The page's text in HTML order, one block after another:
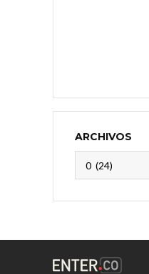
ARCHIVOS